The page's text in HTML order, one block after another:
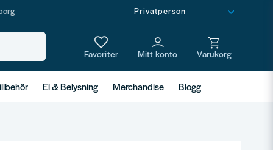
El & Belysning Merchandise Blogg